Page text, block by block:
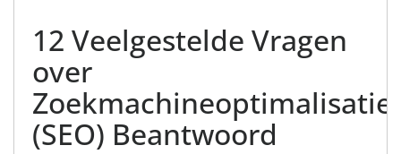
12 Veelgestelde Vragen
over
Zoekmachineoptimalisatie
(SEO) Beantwoord